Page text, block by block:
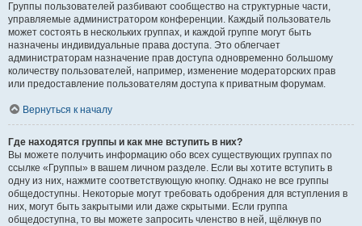
Группы пользователей разбивают сообщество на структурные части,
управляемые администратором конференции. Каждый пользователь
может состоять в нескольких группах, и каждой группе могут быть
назначены индивидуальные права доступа. Это облегчает
администраторам назначение прав доступа одновременно большому
количеству пользователей, например, изменение модераторских прав
или предоставление пользователям доступа к приватным форумам.
Вернуться к началу
Где находятся группы и как мне вступить в них?
Вы можете получить информацию обо всех существующих группах по
ссылке «Группы» в вашем личном разделе. Если вы хотите вступить в
одну из них, нажмите соответствующую кнопку. Однако не все группы
общедоступны. Некоторые могут требовать одобрения для вступления в
них, могут быть закрытыми или даже скрытыми. Если группа
общедоступна, то вы можете запросить членство в ней, щёлкнув по